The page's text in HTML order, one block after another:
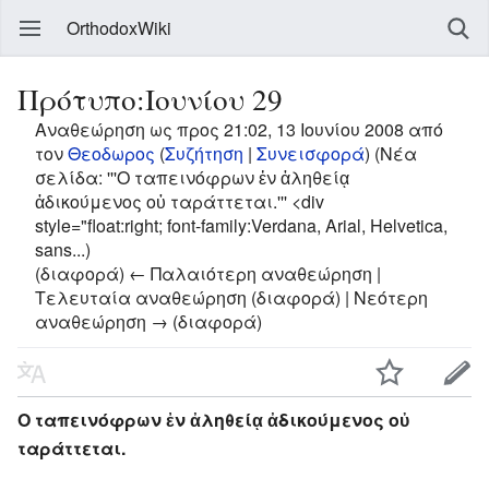
OrthodoxWiki
Πρότυπο:Ιουνίου 29
Αναθεώρηση ως προς 21:02, 13 Ιουνίου 2008 από
τονΘεοδωρος (Συζήτηση | Συνεισφορά) (Νέα
σελίδα: '''Ο ταπεινόφρων ἐν ἀληθείᾳ
ἀδικούμενος οὐ ταράττεται.''' <div
style="float:right; font-family:Verdana, Arial, Helvetica,
sans...)
(διαφορά) ← Παλαιότερη αναθεώρηση |
Τελευταία αναθεώρηση (διαφορά) | Νεότερη
αναθεώρηση → (διαφορά)
Ο ταπεινόφρων ἐν ἀληθείᾳ ἀδικούμενος οὐ
ταράττεται.